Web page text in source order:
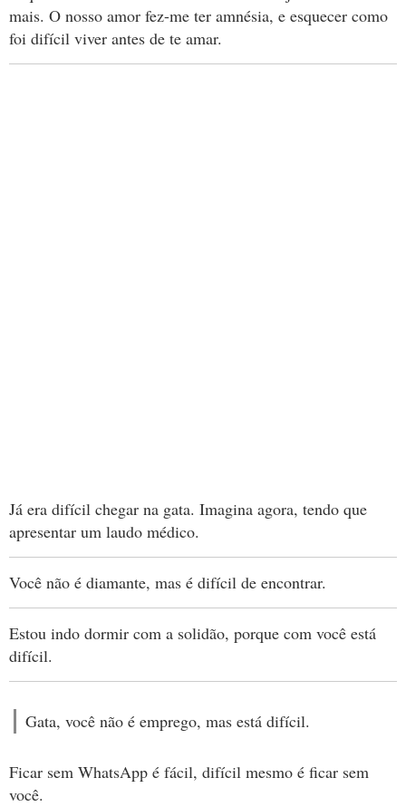
mais. O nosso amor fez-me ter amnésia, e esquecer como
foi difícil viver antes de te amar.
Já era difícil chegar na gata. Imagina agora, tendo que
apresentar um laudo médico.
Você não é diamante, mas é difícil de encontrar.
Estou indo dormir com a solidão, porque com você está
difícil.
Gata, você não é emprego, mas está difícil.
Ficar sem WhatsApp é fácil, difícil mesmo é ficar sem
você.